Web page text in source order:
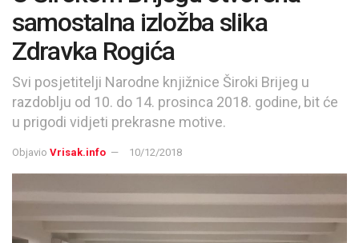
samostalna izložba slika
Zdravka Rogića
Svi posjetitelji Narodne knjižnice Široki Brijeg u
razdoblju od 10. do 14. prosinca 2018. godine, bit će
u prigodi vidjeti prekrasne motive.
Objavio Vrisak.info 10/12/2018